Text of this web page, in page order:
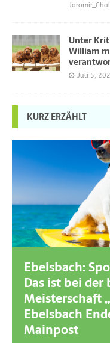
Unter
William
Juli 5,
KURZ ERZÄHLT
Ebelsbach:
Das ist bei der
Meisterschaft
Ebelsbach
Mainpost